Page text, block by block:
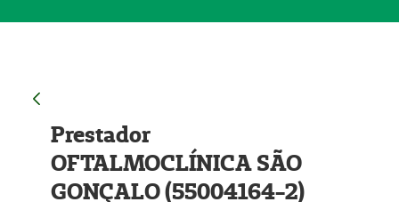
Prestador
OFTALMOCLÍNICA SÃO
GONÇALO (55004164-2)